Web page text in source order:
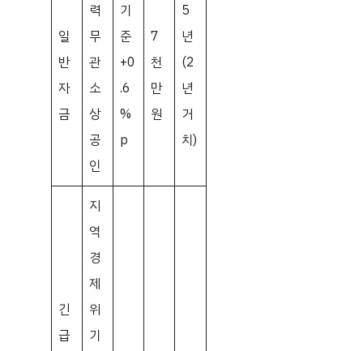
일
반
자
금
력
무
관
소
상
공
인
기
준
+0
.6
%
p
7
천
만
원
5
년
(2
년
거
치)
긴
급
지
역
경
제
위
기